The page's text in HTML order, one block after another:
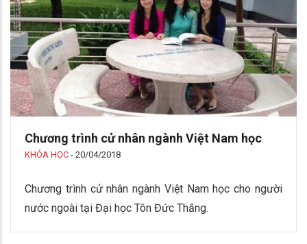
Chương trình cử nhân ngành Việt Nam học
KHÓA HỌC - 20/04/2018
Chương trình cử nhân ngành Việt Nam học cho người
nước ngoài tại Đại học Tôn Đức Thắng.